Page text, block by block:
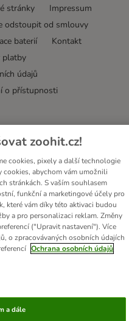
stránky
Impressum
odstoupit od smlouvy
baterií
Kontakt
platby
údajů
o přístupnosti
zoohit.cz!
cookies, pixely a další technologie
cookies, abychom vám umožnili
stránkách. S vaším souhlasem
funkční a marketingové účely pro
které vám díky této aktivaci budou
a pro personalizaci reklam. Změny
("Upravit nastavení"). Více
o zpracovávaných osobních údajích
Ochrana osobních údajů
a dále